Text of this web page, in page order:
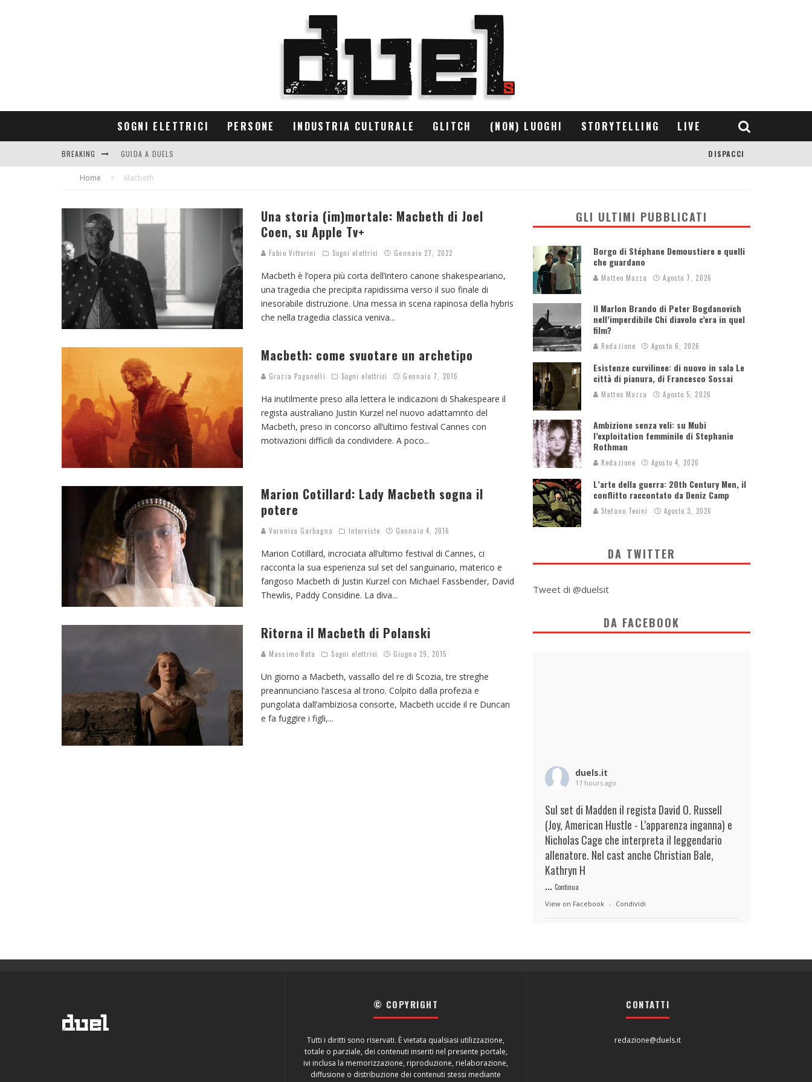
SOGNI ELETTRICI PERSONE INDUSTRIA CULTURALE GLITCH (NON) LUOGHI STORYTELLING LIVE
BREAKING GUIDA A DUELS
CONTRIBUTORS
DISPACCI
Home Macbeth
Una storia (im)mortale: Macbeth di Joel
Coen, su Apple Tv+
Fabio Vittorini Sogni elettrici Gennaio 27, 2022
Macbeth è l’opera più corta dell’intero canone shakespeariano,
una tragedia che precipita rapidissima verso il suo finale di
inesorabile distruzione. Una messa in scena rapinosa della hybris
che nella tragedia classica veniva...
Macbeth: come svuotare un archetipo
Grazia Paganelli Sogni elettrici Gennaio 7, 2016
Ha inutilmente preso alla lettera le indicazioni di Shakespeare il
regista australiano Justin Kurzel nel nuovo adattamnto del
Macbeth, preso in concorso all’ultimo festival Cannes con
motivazioni difficili da condividere. A poco...
Marion Cotillard: Lady Macbeth sogna il
potere
Veronica Garbagna Interviste Gennaio 4, 2016
Marion Cotillard, incrociata all’ultimo festival di Cannes, ci
racconta la sua esperienza sul set del sanguinario, materico e
fangoso Macbeth di Justin Kurzel con Michael Fassbender, David
Thewlis, Paddy Considine. La diva...
Ritorna il Macbeth di Polanski
Massimo Rota Sogni elettrici Giugno 29, 2015
Un giorno a Macbeth, vassallo del re di Scozia, tre streghe
preannunciano l’ascesa al trono. Colpito dalla profezia e
pungolata dall’ambiziosa consorte, Macbeth uccide il re Duncan
e fa fuggire i figli,...
GLI ULTIMI PUBBLICATI
Borgo di Stéphane Demoustiere e quelli
che guardano
Matteo Mazza Agosto 7, 2026
Il Marlon Brando di Peter Bogdanovich
nell’imperdibile Chi diavolo c’era in quel
film?
Redazione Agosto 6, 2026
Esistenze curvilinee: di nuovo in sala Le
città di pianura, di Francesco Sossai
Matteo Mazza Agosto 5, 2026
Ambizione senza veli: su Mubi
l’exploitation femminile di Stephanie
Rothman
Redazione Agosto 4, 2026
L’arte della guerra: 20th Century Men, il
conflitto raccontato da Deniz Camp
Stefano Tevini Agosto 3, 2026
DA TWITTER
Tweet di @duelsit
DA FACEBOOK
duels.it
17 hours ago
Sul set di Madden il regista David O. Russell
(Joy, American Hustle - L'apparenza inganna) e
Nicholas Cage che interpreta il leggendario
allenatore. Nel cast anche Christian Bale,
Kathryn H
... Continua
View on Facebook · Condividi
Condividi
© COPYRIGHT
Tutti i diritti sono riservati. È vietata qualsiasi utilizzazione,
totale o parziale, dei contenuti inseriti nel presente portale,
ivi inclusa la memorizzazione, riproduzione, rielaborazione,
diffusione o distribuzione dei contenuti stessi mediante
CONTATTI
redazione@duels.it